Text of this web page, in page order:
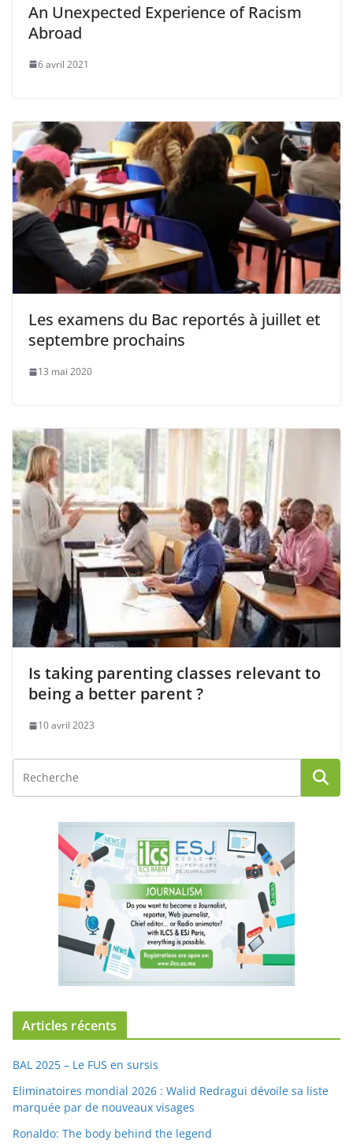
An Unexpected Experience of Racism
Abroad
6 avril 2021
Les examens du Bac reportés à juillet et
septembre prochains
13 mai 2020
Is taking parenting classes relevant to
being a better parent ?
10 avril 2023
Articles récents
BAL 2025 – Le FUS en sursis
Eliminatoires mondial 2026 : Walid Redragui dévoile sa liste
marquée par de nouveaux visages
Ronaldo: The body behind the legend